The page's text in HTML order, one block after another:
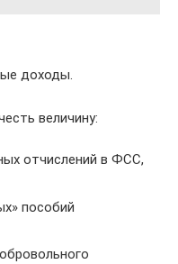
доходы.
величину:
отчислений в ФСС,
пособий